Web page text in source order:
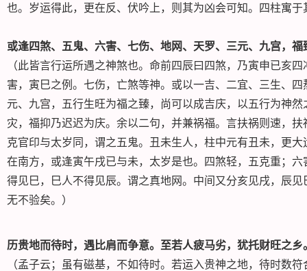
也。岁运得此，更在反、伏吟上，则其为凶会可知。四柱寓于
或逢四煞、五鬼、六害、七伤、地网、天罗、三元、九宫，
（此皆言行运所遇之神煞也。命前四辰曰四煞，乃寅申已亥
害，寅巳之例。七伤，亡煞等神。或以一吉、二宜、三生、
元、九宫，五行生旺为福之臻，尚可以成吉庆，以五行为神
灾，福抑乃迟迟为庆。余以二句，并兼祸福。言扶祸则速，
克官印与太岁同，谓之五鬼。丑未生人，柱中元有丑未，更
在南方，或逢寅午戌已与未，太岁是也。四煞轻，五克重；
得见巳，巳人不得见辰。谓之真地网。中间又分亥见戌，辰
无不验矣。）
历贵地而待时，遇比肩而争意。至若人疲马劣，犹托财旺之乡
（孟子云；虽有磁基，不如待时。若运入贵神之地，待时数